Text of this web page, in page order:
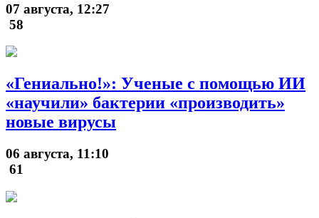
07 августа, 12:27
58
«Гениально!»: Ученые с помощью ИИ
«научили» бактерии «производить»
новые вирусы
06 августа, 11:10
61